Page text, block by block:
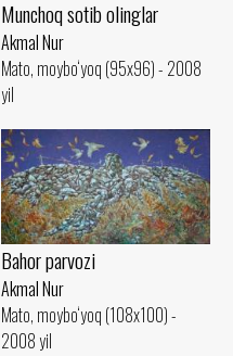
Munchoq sotib olinglar
Akmal Nur
Mato, moybo‘yoq (95x96) - 2008
yil
Bahor parvozi
Akmal Nur
Mato, moybo‘yoq (108x100) -
2008 yil